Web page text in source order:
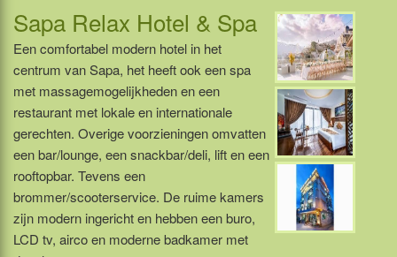
Sapa Relax Hotel & Spa
Een comfortabel modern hotel in het
centrum van Sapa, het heeft ook een spa
met massagemogelijkheden en een
restaurant met lokale en internationale
gerechten. Overige voorzieningen omvatten
een bar/lounge, een snackbar/deli, lift en een
rooftopbar. Tevens een
brommer/scooterservice. De ruime kamers
zijn modern ingericht en hebben een buro,
LCD tv, airco en moderne badkamer met